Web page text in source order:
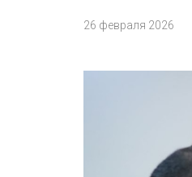
26 февраля 2026